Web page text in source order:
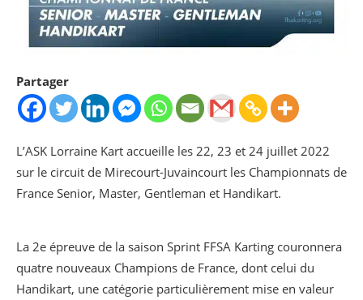
Partager
L’ASK Lorraine Kart accueille les 22, 23 et 24 juillet 2022
sur le circuit de Mirecourt-Juvaincourt les Championnats de
France Senior, Master, Gentleman et Handikart.
La 2e épreuve de la saison Sprint FFSA Karting couronnera
quatre nouveaux Champions de France, dont celui du
Handikart, une catégorie particulièrement mise en valeur